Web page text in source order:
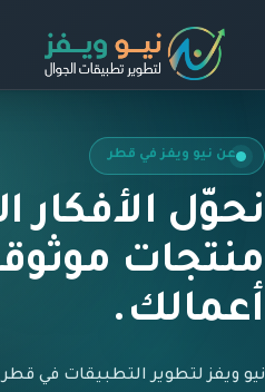
عن نيو ويفز في قطر
نحوّل الأفكار
منتجات
أعمالك.
نيو ويفز لتطوير التطبيقات في